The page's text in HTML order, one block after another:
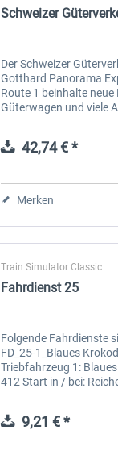
Schweizer
Der Schweizer
Gotthard Panorama
Route 1 beinhalte
Güterwagen und viele
42,74 € *
Merken
Train Simulator Classic
Fahrdienst 25
Folgende Fahrdienste
FD_25-1_Blaues
Triebfahrzeug 1:
412 Start in / bei:
9,21 € *